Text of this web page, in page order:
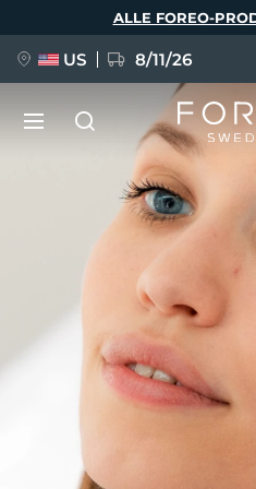
ALLE FOREO-
US 8/11/26
FAQ™ Pure Beauty-Tech
issa™ Teeth Whitening
Sprache
Deutsch
Italiano
Svenska
简体中文